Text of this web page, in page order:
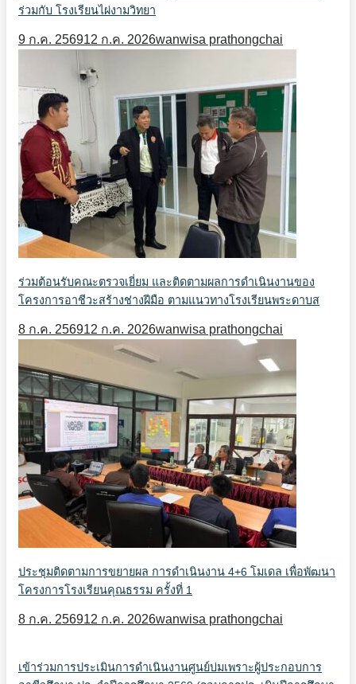
ร่วมกับ โรงเรียนไผ่งามวิทยา
9 ก.ค. 256912 ก.ค. 2026wanwisa prathongchai
ร่วมต้อนรับคณะตรวจเยี่ยม และติดตามผลการดำเนินงานของ
โครงการอาชีวะสร้างช่างฝีมือ ตามแนวทางโรงเรียนพระดาบส
8 ก.ค. 256912 ก.ค. 2026wanwisa prathongchai
ประชุมติดตามการขยายผล การดำเนินงาน 4+6 โมเดล เพื่อพัฒนา
โครงการโรงเรียนคุณธรรม ครั้งที่ 1
8 ก.ค. 256912 ก.ค. 2026wanwisa prathongchai
เข้าร่วมการประเมินการดำเนินงานศูนย์บ่มเพราะผู้ประกอบการ